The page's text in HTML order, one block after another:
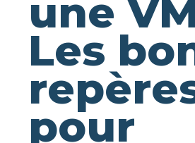
une
Les
pour